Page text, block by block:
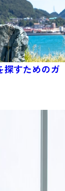
探すためのガ